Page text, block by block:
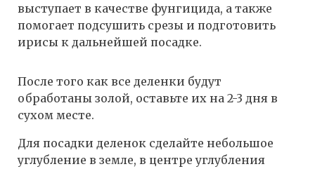
выступает в качестве фунгицида, а также
помогает подсушить срезы и подготовить
ирисы к дальнейшей посадке.
После того как все деленки будут
обработаны золой, оставьте их на 2-3 дня в
сухом месте.
Для посадки деленок сделайте небольшое
углубление в земле, в центре углубления